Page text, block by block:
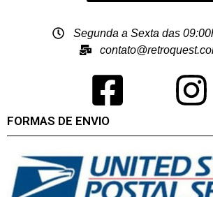
Segunda a Sexta das
FORMAS DE ENVIO